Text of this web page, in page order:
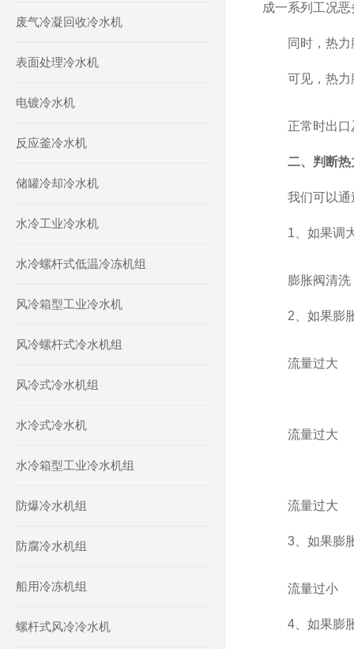
废气冷凝回收冷水机
表面处理冷水机
电镀冷水机
反应釜冷水机
储罐冷却冷水机
水冷工业冷水机
水冷螺杆式低温冷冻机组
风冷箱型工业冷水机
风冷螺杆式冷水机组
风冷式冷水机组
水冷式冷水机
水冷箱型工业冷水机组
防爆冷水机组
防腐冷水机组
船用冷冻机组
螺杆式风冷冷水机
成一系列工况
同时，热力膨
可见，热力膨
正常时出口
二、判断热
我们可以通过
1、如果调大
膨胀阀清洗
2、如果膨胀
流量过大
流量过大
流量过大
3、如果膨胀
流量过小
4、如果膨胀